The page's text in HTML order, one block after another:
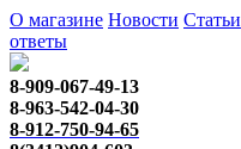
О магазине Новости Статьи
ответы
8-909-067-49-13
8-963-542-04-30
8-912-750-94-65